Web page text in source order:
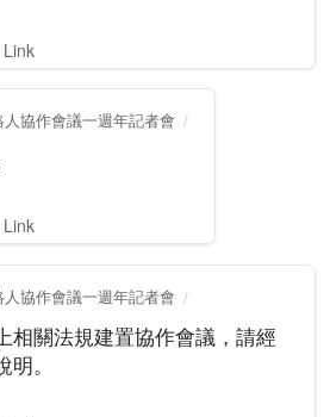
Link
協作會議一週年記者會
Link
協作會議一週年記者會
相關法規建置協作會議，請經
。